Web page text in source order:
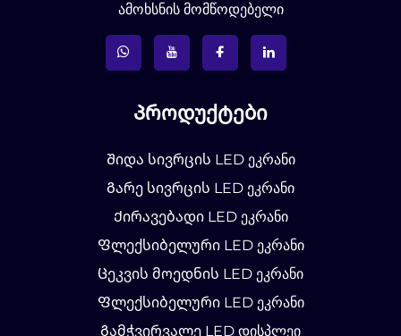
ამოხსნის მომწოდებელი
Პროდუქტები
Შიდა სივრცის LED ეკრანი
Გარე სივრცის LED ეკრანი
Ქირავებადი LED ეკრანი
Ფლექსიბელური LED ეკრანი
Ცეკვის მოედნის LED ეკრანი
Ფლექსიბელური LED ეკრანი
Გამჭვირვალე LED დისპლეი